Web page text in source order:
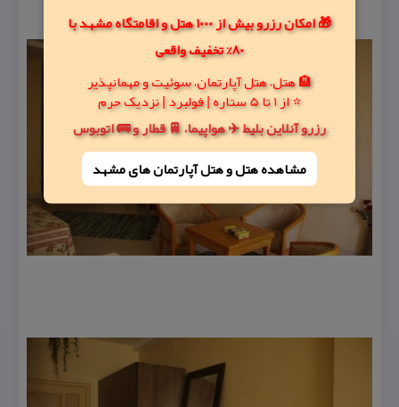
🎁 امکان رزرو بیش از 1000 هتل و اقامتگاه مشهد با
80% تخفیف واقعی
🏨 هتل، هتل آپارتمان، سوئیت و مهمانپذیر
⭐ از 1 تا 5 ستاره | فولبرد | نزدیک حرم
رزرو آنلاین بلیط ✈️ هواپیما، 🚆 قطار و 🚌 اتوبوس
مشاهده هتل و هتل‌ آپارتمان های مشهد